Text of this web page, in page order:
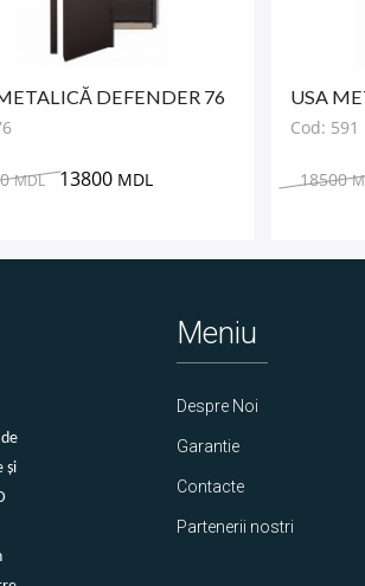
DEFENDER 76
MDL 13800 MDL
USA
591
Cod: 591
18500
și
Meniu
Despre Noi
Garantie
Contacte
Partenerii nostri